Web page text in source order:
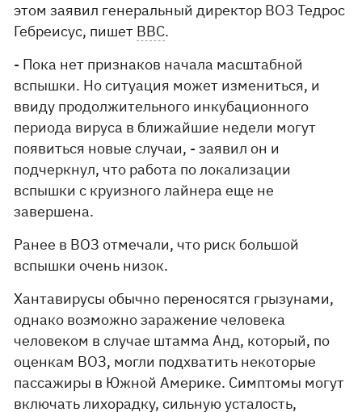
этом заявил генеральный директор ВОЗ Тедрос
Гебреисус, пишет BBC.
- Пока нет признаков начала масштабной
вспышки. Но ситуация может измениться, и
ввиду продолжительного инкубационного
периода вируса в ближайшие недели могут
появиться новые случаи, - заявил он и
подчеркнул, что работа по локализации
вспышки с круизного лайнера еще не
завершена.
Ранее в ВОЗ отмечали, что риск большой
вспышки очень низок.
Хантавирусы обычно переносятся грызунами,
однако возможно заражение человека
человеком в случае штамма Анд, который, по
оценкам ВОЗ, могли подхватить некоторые
пассажиры в Южной Америке. Симптомы могут
включать лихорадку, сильную усталость,